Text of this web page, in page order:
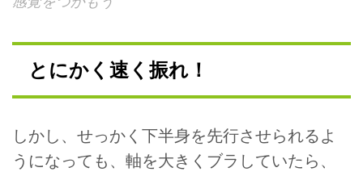
とにかく速く振れ！
しかし、せっかく下半身を先行させられるよ
うになっても、軸を大きくブラしていたら、